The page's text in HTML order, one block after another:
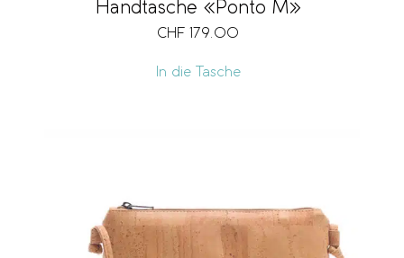
Handtasche «Ponto M»
CHF 179.00
In die Tasche